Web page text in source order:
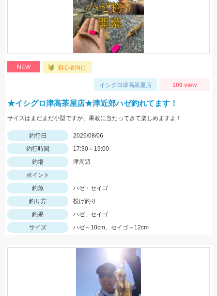
NEW 初心者向け
イシグロ津高茶屋店 100 view
★イシグロ津高茶屋店★津近郊ハゼ釣れてます！
サイズはまだまだ小型ですが、果敢に当たってきて楽しめますよ！
釣行日
2026/08/06
釣行時間
17:30～19:00
釣場
津周辺
ポイント
釣魚
ハゼ・セイゴ
釣り方
投げ釣り
釣果
ハゼ、セイゴ
サイズ
ハゼ～10cm、セイゴ～12cm